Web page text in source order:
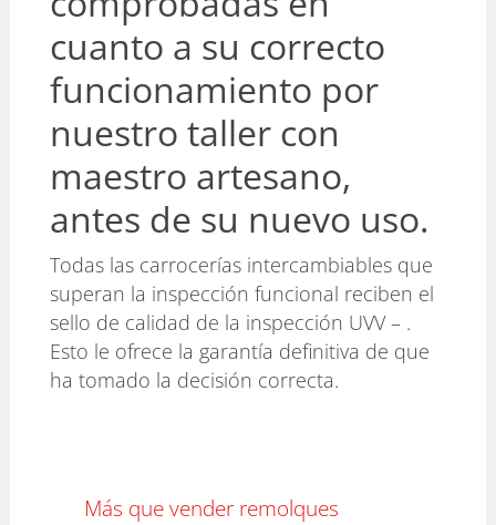
cuanto a su correcto
funcionamiento por
nuestro taller con
maestro artesano,
antes de su nuevo uso.
Todas las carrocerías intercambiables que
superan la inspección funcional reciben el
sello de calidad de la inspección UVV – .
Esto le ofrece la garantía definitiva de que
ha tomado la decisión correcta.
Más que vender remolques